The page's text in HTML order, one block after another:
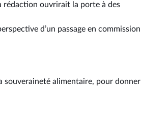
rédaction ouvrirait la porte à des
d’un passage en commission
souveraineté alimentaire, pour donner